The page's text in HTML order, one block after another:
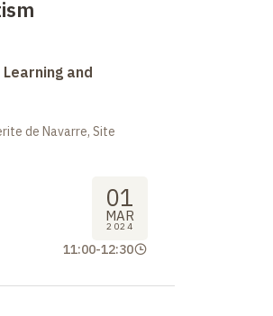
and
de Navarre, Site
01
MAR
2024
11:00-12:30